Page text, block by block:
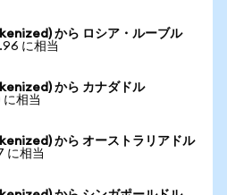
から ロシア・ルーブル
に相当
から カナダドル
に相当
から オーストラリアドル
に相当